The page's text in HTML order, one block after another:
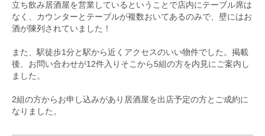
立ち飲み居酒屋を営業しているということで店内にテーブル席は
なく、カウンターとテーブルが複数おいてあるのみで、壁にはお
酒が陳列されていました！
また、駅徒歩1分と駅から近くアクセスのいい物件でした。掲載
後、お問い合わせが12件入りそこから5組の方を内見にご案内し
ました。
2組の方からお申し込みがあり居酒屋を出店予定の方とご成約に
なりました。